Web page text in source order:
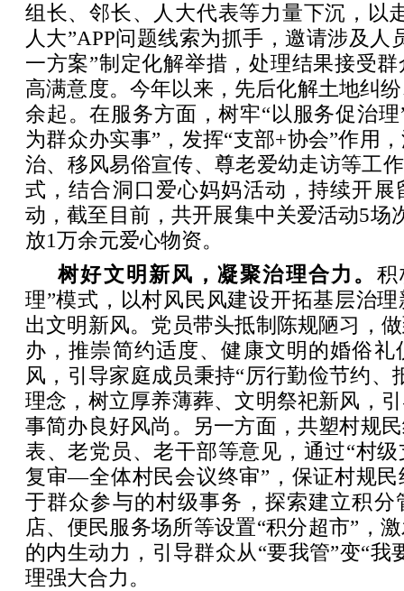
组长、邻长、人大代表等力量下沉，以
人大”APP问题线索为抓手，邀请涉及人
一方案”制定化解举措，处理结果接受
高满意度。今年以来，先后化解土地纠
余起。在服务方面，树牢“以服务促治
为群众办实事”，发挥“支部+协会”作用
治、移风易俗宣传、尊老爱幼走访等工
式，结合洞口爱心妈妈活动，持续开展
动，截至目前，共开展集中关爱活动5场
放1万余元爱心物资。
树好文明新风，凝聚治理合力。 积
理”模式，以村风民风建设开拓基层治
出文明新风。党员带头抵制陈规陋习，
办，推崇简约适度、健康文明的婚俗
风，引导家庭成员秉持“厉行勤俭节约、
理念，树立厚养薄葬、文明祭祀新风，
事简办良好风尚。另一方面，共塑村规
表、老党员、老干部等意见，通过“村
复审—全体村民会议终审”，保证村规
于群众参与的村级事务，探索建立积分
店、便民服务场所等设置“积分超市”，
的内生动力，引导群众从“要我管”变“我
理强大合力。